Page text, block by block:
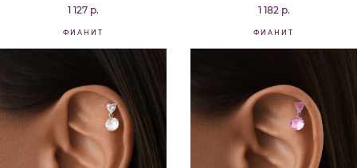
1 127 р.
ФИАНИТ
1 182 р.
ФИАНИТ